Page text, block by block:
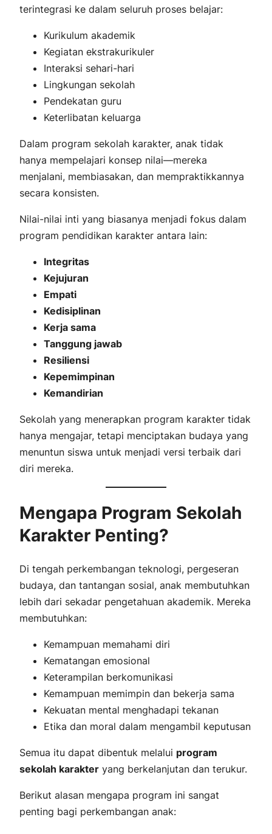
terintegrasi ke dalam seluruh proses belajar:
Kurikulum akademik
Kegiatan ekstrakurikuler
Interaksi sehari-hari
Lingkungan sekolah
Pendekatan guru
Keterlibatan keluarga
Dalam program sekolah karakter, anak tidak
hanya mempelajari konsep nilai—mereka
menjalani, membiasakan, dan mempraktikkannya
secara konsisten.
Nilai-nilai inti yang biasanya menjadi fokus dalam
program pendidikan karakter antara lain:
Integritas
Kejujuran
Empati
Kedisiplinan
Kerja sama
Tanggung jawab
Resiliensi
Kepemimpinan
Kemandirian
Sekolah yang menerapkan program karakter tidak
hanya mengajar, tetapi menciptakan budaya yang
menuntun siswa untuk menjadi versi terbaik dari
diri mereka.
Mengapa Program Sekolah
Karakter Penting?
Di tengah perkembangan teknologi, pergeseran
budaya, dan tantangan sosial, anak membutuhkan
lebih dari sekadar pengetahuan akademik. Mereka
membutuhkan:
Kemampuan memahami diri
Kematangan emosional
Keterampilan berkomunikasi
Kemampuan memimpin dan bekerja sama
Kekuatan mental menghadapi tekanan
Etika dan moral dalam mengambil keputusan
Semua itu dapat dibentuk melalui program
sekolah karakter yang berkelanjutan dan terukur.
Berikut alasan mengapa program ini sangat
penting bagi perkembangan anak: